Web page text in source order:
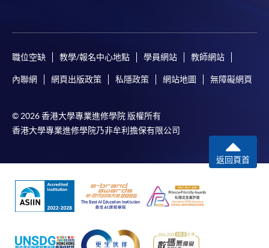
職位空缺 教學/報名中心地點 學員網站 教師網站
內聯網 網頁出版政策 私隱政策 網站地圖 無障礙網頁
© 2026 香港大學專業進修學院 版權所有
香港大學專業進修學院乃非牟利擔保有限公司
返回頁首